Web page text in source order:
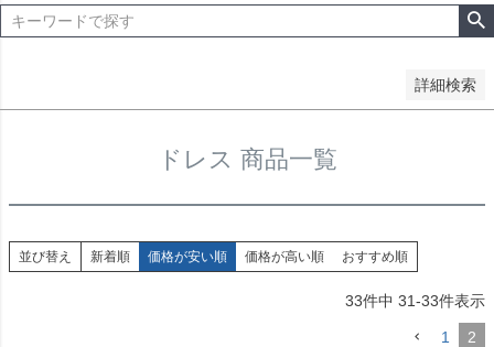
詳細検索
検索
ドレス 商品一覧
並び替え 新着順 価格が安い順 価格が高い順 おすすめ順
33件中 31-33件表示
1 2